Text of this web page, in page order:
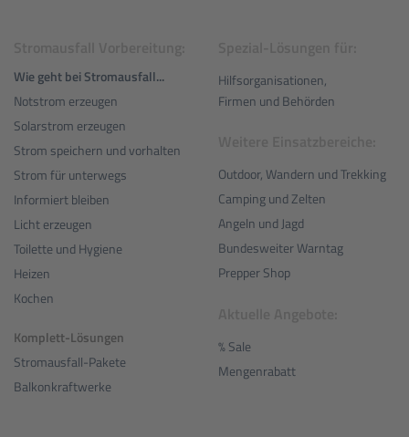
Wie geht bei Stromausfall...
Notstrom erzeugen
Solarstrom erzeugen
Strom speichern und vorhalten
Strom für unterwegs
Informiert bleiben
Licht erzeugen
Toilette und Hygiene
Heizen
Kochen
Komplett-Lösungen
Stromausfall-Pakete
Balkonkraftwerke
Hilfsorganisationen,
Firmen und Behörden
Outdoor, Wandern und Trekking
Camping und Zelten
Angeln und Jagd
Bundesweiter Warntag
Prepper Shop
% Sale
Mengenrabatt